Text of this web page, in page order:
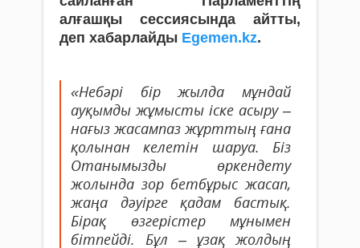
алғашқы сессиясында айтты,
деп хабарлайды Egemen.kz.
«Небәрі бір жылда мұндай
ауқымды жұмысты іске асыру –
нағыз жасампаз жұрттың ғана
қолынан келетін шаруа. Біз
Отанымызды өркендету
жолында зор бетбұрыс жасап,
жаңа дәуірге қадам бастық.
Бірақ өзгерістер мұнымен
бітпейді. Бұл – ұзақ жолдың